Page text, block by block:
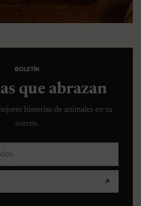
BOLETÍN
que abrazan
historias de animales en tu
correo.
↗